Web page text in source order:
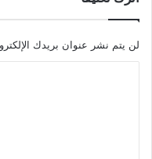
لن يتم نشر عنوان بريدك